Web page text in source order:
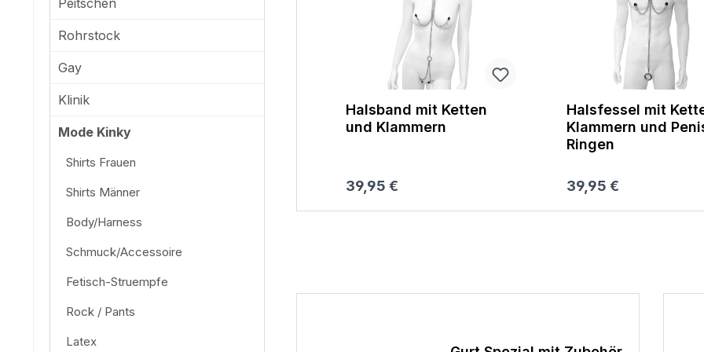
Rohrstock
Gay
Klinik
Mode Kinky
Shirts Frauen
Shirts Männer
Body/Harness
Schmuck/Accessoire
Fetisch-Struempfe
Rock / Pants
Latex
und Klammern
Halsfessel mit Ketten,
Klammern und Penis
Regulärer Preis:
39,95 €
Halsband mit
und Klammern Rot
Regulärer Preis:
39,95 €